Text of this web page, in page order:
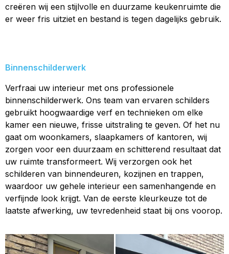
creëren wij een stijlvolle en duurzame keukenruimte die
er weer fris uitziet en bestand is tegen dagelijks gebruik.
Binnenschilderwerk
Verfraai uw interieur met ons professionele
binnenschilderwerk. Ons team van ervaren schilders
gebruikt hoogwaardige verf en technieken om elke
kamer een nieuwe, frisse uitstraling te geven. Of het nu
gaat om woonkamers, slaapkamers of kantoren, wij
zorgen voor een duurzaam en schitterend resultaat dat
uw ruimte transformeert. Wij verzorgen ook het
schilderen van binnendeuren, kozijnen en trappen,
waardoor uw gehele interieur een samenhangende en
verfijnde look krijgt. Van de eerste kleurkeuze tot de
laatste afwerking, uw tevredenheid staat bij ons voorop.